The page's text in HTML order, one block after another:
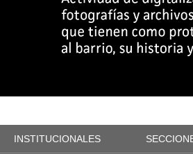
INSTITUCIONALES